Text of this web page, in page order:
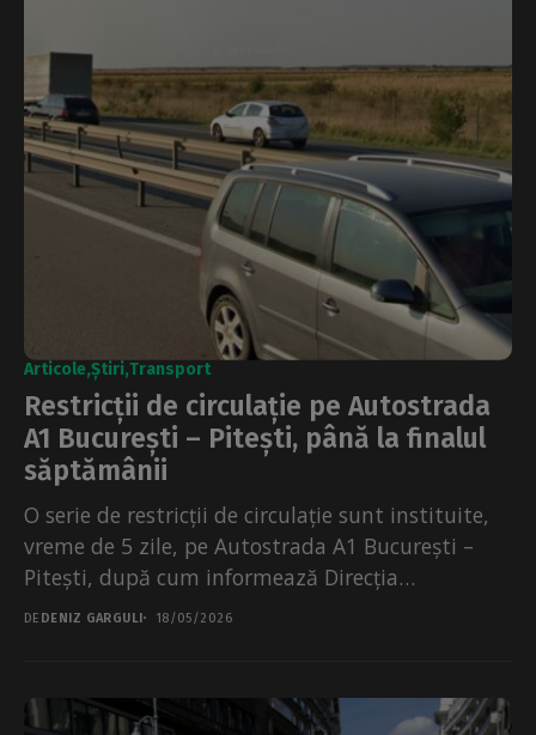
Articole Știri Transport
Restricții de circulație pe Autostrada
A1 București – Pitești, până la finalul
săptămânii
O serie de restricții de circulație sunt instituite,
vreme de 5 zile, pe Autostrada A1 București –
Pitești, după cum informează Direcția
Regională...
DE DENIZ GARGULI 18/05/2026